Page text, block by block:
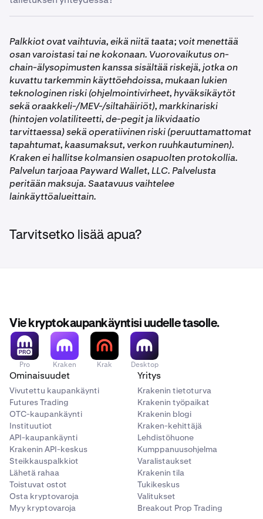
käytettävissä.
•
•
Varmista, että Kraken-, Kraken Pro- tai Krak-
sovelluksesi on päivitetty uusimpaan versioon.
kaksivaiheista tunnistautumista (2FA). Syötä 2FA-
koodisi, pääsyavaimesi tai suoja-avaimesi jatkaaksesi.
Palkkiot ovat vaihtuvia, eikä niitä taata; voit menettää
osan varoistasi tai ne kokonaan. Vuorovaikutus on-
chain-älysopimusten kanssa sisältää riskejä, jotka on
kuvattu tarkemmin käyttöehdoissa, mukaan lukien
teknologinen riski (ohjelmointivirheet, hyväksikäytöt
sekä oraakkeli-/MEV-/siltahäiriöt), markkinariski
(hintojen volatiliteetti, de-pegit ja likvidaatio
tarvittaessa) sekä operatiivinen riski (peruuttamattomat
tapahtumat, kaasumaksut, verkon ruuhkautuminen).
Kraken ei hallitse kolmansien osapuolten protokollia.
Palvelun tarjoaa Payward Wallet, LLC. Palvelusta
peritään maksuja. Saatavuus vaihtelee
lainkäyttöalueittain.
Tarvitsetko lisää apua?
Vie kryptokaupankäyntisi uudelle tasolle.
Pro Kraken Krak Desktop
Ominaisuudet
Vivutettu kaupankäynti
Futures Trading
OTC-kaupankäynti
Instituutiot
API-kaupankäynti
Krakenin API-keskus
Steikkauspalkkiot
Lähetä rahaa
Toistuvat ostot
Osta kryptovaroja
Myy kryptovaroja
Yritys
Krakenin tietoturva
Krakenin työpaikat
Krakenin blogi
Kraken-kehittäjä
Lehdistöhuone
Kumppanuusohjelma
Varalistaukset
Krakenin tila
Tukikeskus
Valitukset
Breakout Prop Trading